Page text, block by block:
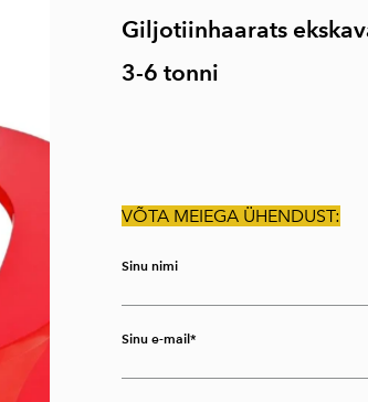
Giljotiinhaarats
3-6 tonni
VÕTA MEIEGA ÜHENDUST:
Sinu nimi
Sinu e-mail